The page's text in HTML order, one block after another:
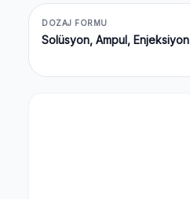
DOZAJ FORMU
Solüsyon, Ampul, Enjeksiyon